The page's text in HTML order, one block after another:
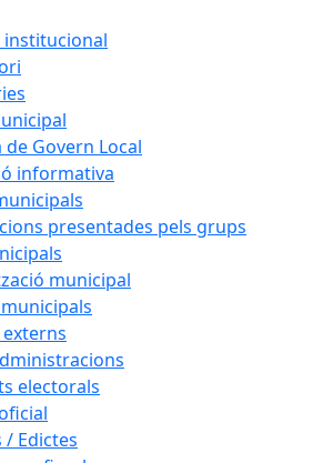
institucional
de Govern Local
informativa
presentades pels grups
municipal
electorals
/ Edictes